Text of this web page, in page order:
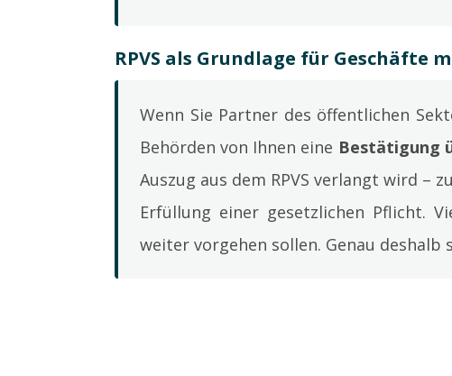
RPVS als Grundlage für Geschäfte
Wenn Sie Partner des öffentlichen
Behörden von Ihnen eine Bestätigung
Auszug aus dem RPVS verlangt wird –
Erfüllung einer gesetzlichen Pflicht.
weiter vorgehen sollen. Genau